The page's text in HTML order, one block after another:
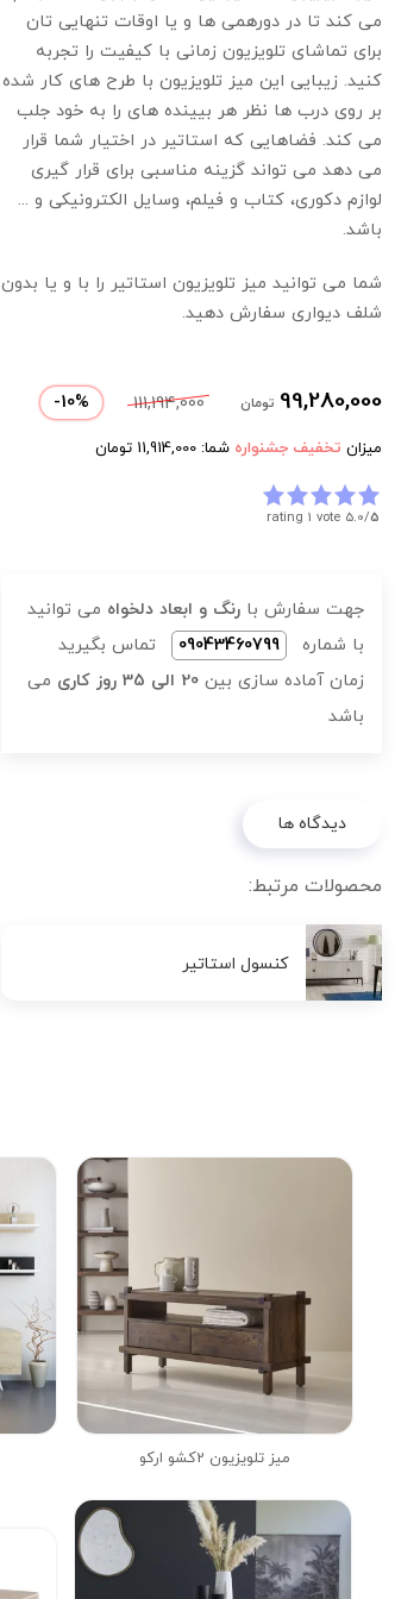
می کند تا در دورهمی ها و یا اوقات تنهایی تان
برای تماشای تلویزیون زمانی با کیفیت را تجربه
کنید. زیبایی این میز تلویزیون با طرح های کار شده
بر روی درب ها نظر هر بیینده های را به خود جلب
می کند. فضاهایی که استاتیر در اختیار شما قرار
می دهد می تواند گزینه مناسبی برای قرار گیری
لوازم دکوری، کتاب و فیلم، وسایل الکترونیکی و ...
باشد.
شما می توانید میز تلویزیون استاتیر را با و یا بدون
شلف دیواری سفارش دهید.
99,280,000 تومان 111,194,000
10%
-
میزان تخفیف جشنواره شما: 11,914,000 تومان
5.0/5
rating 1 vote
جهت سفارش با رنگ و ابعاد دلخواه می توانید
با شماره
09043460799
تماس بگیرید
زمان آماده سازی بین 20 الی 35 روز کاری
می
باشد
دیدگاه ها
محصولات مرتبط:
کنسول استاتیر
میز تلویزیون 2کشو ارکو